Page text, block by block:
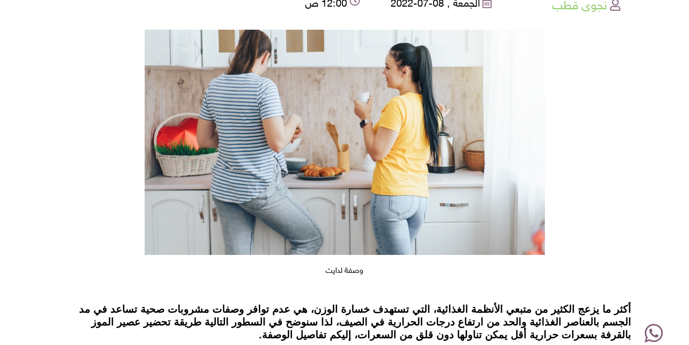
وصفة لدايت
WhatsApp
أكثر ما يزعج الكثير من متبعي الأنظمة الغذائية، التي تستهدف خسارة الوزن، هي عدم توافر وصفات مشروبات صحية تساعد في مد
الجسم بالعناصر الغذائية والحد من ارتفاع درجات الحرارية في الصيف، لذا سنوضح في السطور التالية طريقة تحضير عصير الموز
بالقرفة بسعرات حرارية أقل يمكن تناولها دون قلق من السعرات، إليكم تفاصيل الوصفة.